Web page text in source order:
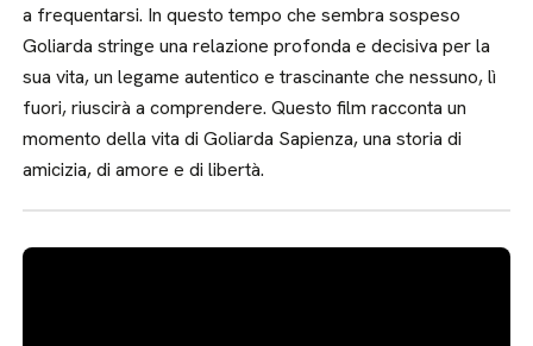
a frequentarsi. In questo tempo che sembra sospeso
Goliarda stringe una relazione profonda e decisiva per la
sua vita, un legame autentico e trascinante che nessuno, lì
fuori, riuscirà a comprendere. Questo film racconta un
momento della vita di Goliarda Sapienza, una storia di
amicizia, di amore e di libertà.